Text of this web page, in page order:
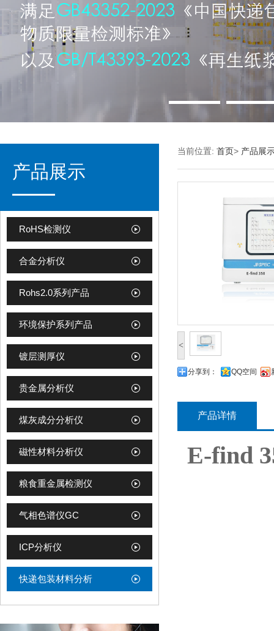
产品展示
RoHS检测仪
合金分析仪
Rohs2.0系列产品
环境保护系列产品
镀层测厚仪
贵金属分析仪
煤灰成分分析仪
磁性材料分析仪
粮食重金属检测仪
气相色谱仪GC
ICP分析仪
快递包装材料分析
当前位置: 首页> 产品展
<
分享到： QQ空间
产品详情
E-find